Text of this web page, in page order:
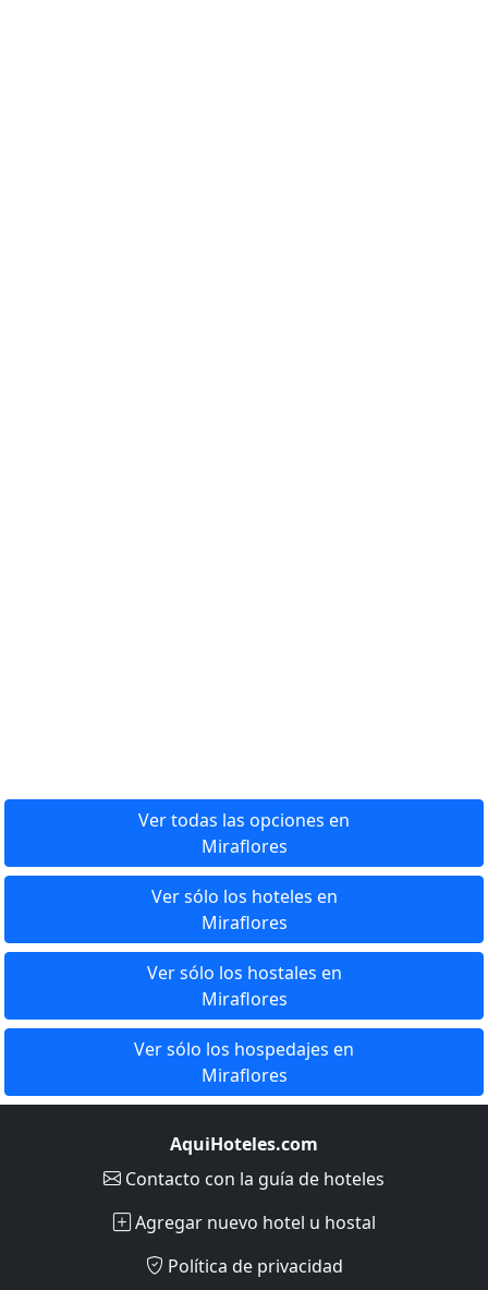
Ver todas las opciones en
Miraflores
Ver sólo los hoteles en
Miraflores
Ver sólo los hostales en
Miraflores
Ver sólo los hospedajes en
Miraflores
AquiHoteles.com
Contacto con la guía de hoteles
Agregar nuevo hotel u hostal
Política de privacidad